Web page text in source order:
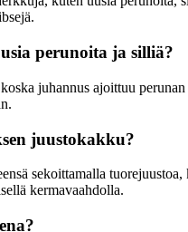
perunoita ja silliä?
juhannus ajoittuu
juustokakku?
sekoittamalla
kermavaahdolla.